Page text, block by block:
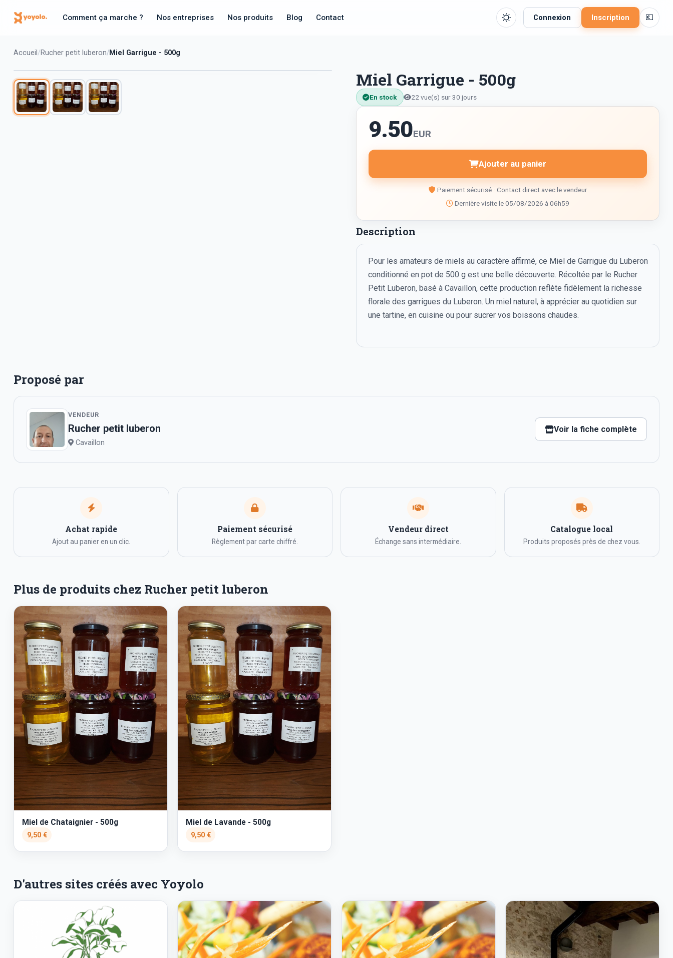
Comment ça marche ? Nos entreprises Nos produits Blog Contact Connexion Inscription 💶
Accueil Rucher petit luberon Miel Garrigue - 500g
Miel Garrigue - 500g
En stock 22 vue(s) sur 30 jours
9.50EUR
Ajouter au panier
Paiement sécurisé · Contact direct avec le vendeur
Dernière visite le 05/08/2026 à 06h59
Description
Pour les amateurs de miels au caractère affirmé, ce Miel de Garrigue du Luberon
conditionné en pot de 500 g est une belle découverte. Récoltée par le Rucher
Petit Luberon, basé à Cavaillon, cette production reflète fidèlement la richesse
florale des garrigues du Luberon. Un miel naturel, à apprécier au quotidien sur
une tartine, en cuisine ou pour sucrer vos boissons chaudes.
Proposé par
VENDEUR
Rucher petit luberon
Cavaillon
Voir la fiche complète
Achat rapide
Ajout au panier en un clic.
Paiement sécurisé
Règlement par carte chiffré.
Vendeur direct
Échange sans intermédiaire.
Catalogue local
Produits proposés près de chez vous.
Plus de produits chez Rucher petit luberon
Miel de Chataignier - 500g
9,50 €
Miel de Lavande - 500g
9,50 €
D'autres sites créés avec Yoyolo